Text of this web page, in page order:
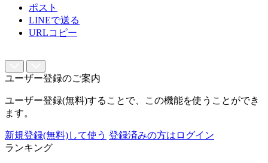
ポスト
LINEで送る
URLコピー
ユーザー登録のご案内
ユーザー登録(無料)することで、この機能を使うことができ
ます。
新規登録(無料)して使う 登録済みの方はログイン
ランキング